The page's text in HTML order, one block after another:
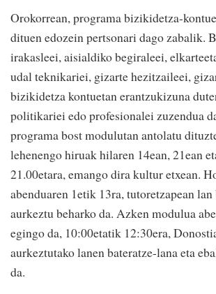
Orokorrean, programa bizikidetza-
dituen edozein pertsonari dago zabalik.
irakasleei, aisialdiko begiraleei,
udal teknikariei, gizarte hezitzaileei,
bizikidetza kontuetan erantzukizuna
politikariei edo profesionalei zuzendua
programa bost modulutan antolatu
lehenengo hiruak hilaren 14ean, 21ean
21.00etara, emango dira kultur etxean.
abenduaren 1etik 13ra, tutoretzapean lan
aurkeztu beharko da. Azken modulua
egingo da, 10:00etatik 12:30era,
aurkeztutako lanen bateratze-lana eta
da.